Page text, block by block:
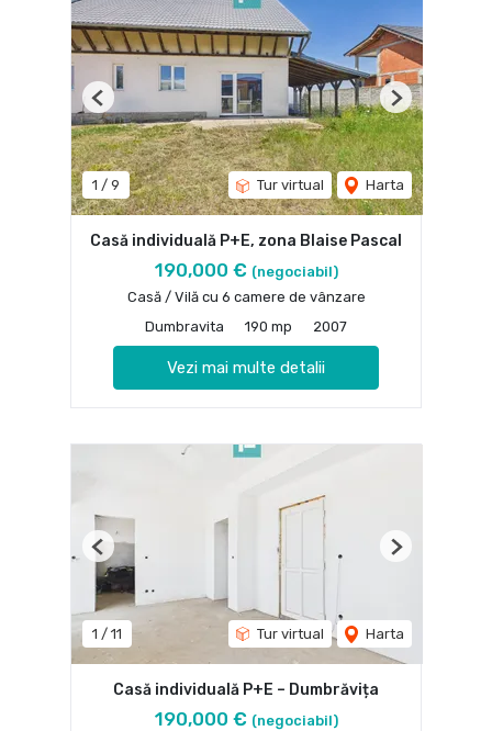
1 / 9 Tur virtual Harta
Previous Next
Casă individuală P+E, zona Blaise Pascal
190,000 € (negociabil)
Casă / Vilă cu 6 camere de vânzare
Dumbravita
190 mp 2007
Vezi mai multe detalii
1 / 11 Tur virtual Harta
Previous Next
Casă individuală P+E – Dumbrăvița
190,000 € (negociabil)